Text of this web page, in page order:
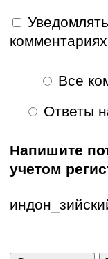
комментариях
Все
Ответы
Напишите
учетом